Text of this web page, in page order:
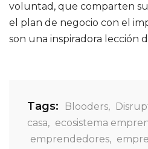
voluntad, que comparten
el plan de negocio con el
son una inspiradora lección
Tags: Blooders,
casa, ecosistema
emprendedores,